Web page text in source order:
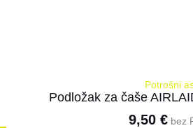
Potrošni
Podložak za čaše
9,50 €bez